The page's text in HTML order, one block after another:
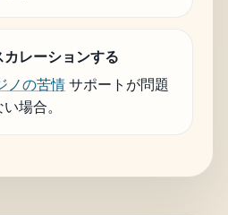
カレーションする
ノの苦情サポートが問題
場合。